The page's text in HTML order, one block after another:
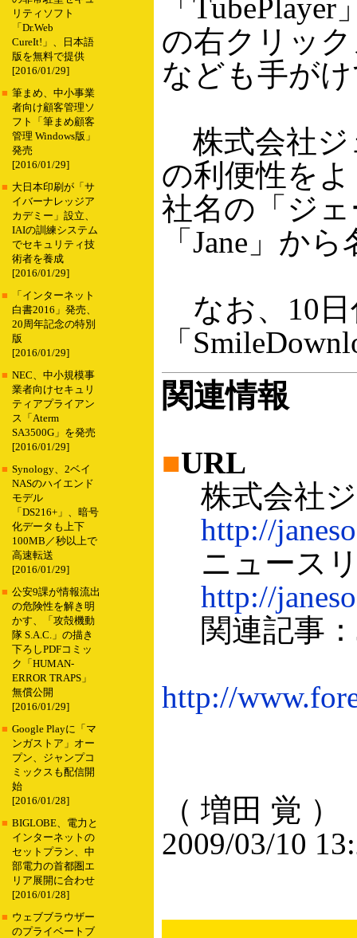
リティソフト
「Dr.Web
CureIt!」、日本語
版を無料で提供
[2016/01/29]
■ 筆まめ、中小事業
者向け顧客管理ソ
フト「筆まめ顧客
管理 Windows版」
発売
[2016/01/29]
■ 大日本印刷が「サ
イバーナレッジア
カデミー」設立、
IAIの訓練システム
でセキュリティ技
術者を養成
[2016/01/29]
■
「インターネット
白書2016」発売、
20周年記念の特別
版
[2016/01/29]
■ NEC、中小規模事
業者向けセキュリ
ティアプライアン
ス「Aterm
SA3500G」を発売
[2016/01/29]
■ Synology、2ベイ
NASのハイエンド
モデル
「DS216+」、暗号
化データも上下
100MB／秒以上で
高速転送
[2016/01/29]
■ 公安9課が情報流出
の危険性を解き明
かす、「攻殻機動
隊 S.A.C.」の描き
下ろしPDFコミッ
ク「HUMAN-
ERROR TRAPS」
無償公開
[2016/01/29]
■ Google Playに「マ
ンガストア」オー
プン、ジャンプコ
ミックスも配信開
始
[2016/01/28]
■ BIGLOBE、電力と
インターネットの
セットプラン、中
部電力の首都圏エ
リア展開に合わせ
[2016/01/28]
■ ウェブブラウザー
のプライベートブ
「
の右クリッ
なども手が
株式会社ジ
の利便性を
社名の「ジ
「Jane」か
なお、10日
「
関連情報
■URL
株式会社
http://
ニュース
http://
関連記事：
http://
（ 増田 覚 ）
2009/03/10